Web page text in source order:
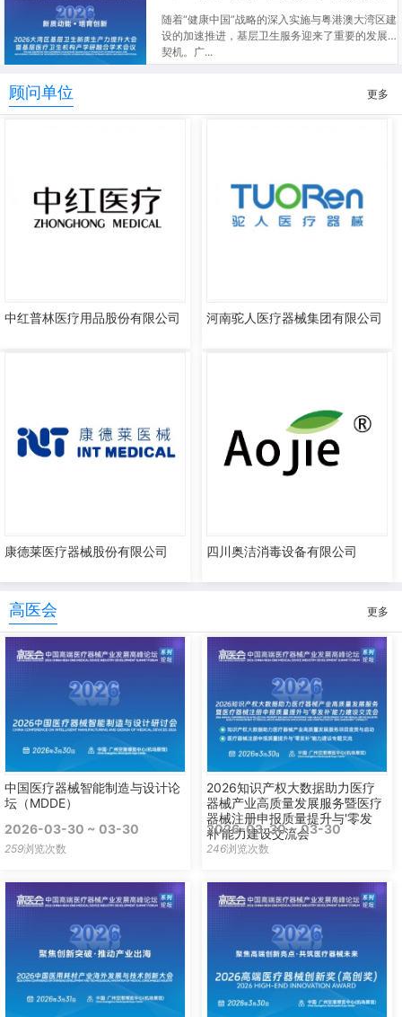
随着“健康中国”战略的深入实施与粤港澳大湾区建
设的加速推进，基层卫生服务迎来了重要的发展
契机。广...
顾问单位 更多
中红普林医疗用品股份有限公司 河南驼人医疗器械集团有限公司
康德莱医疗器械股份有限公司 四川奥洁消毒设备有限公司
高医会 更多
中国医疗器械智能制造与设计论
坛（MDDE）
2026-03-30 ~ 03-30
259浏览次数
2026知识产权大数据助力医疗
器械产业高质量发展服务暨医疗
器械注册申报质量提升与'零发
补'能力建设交流会
2026-03-30 ~ 03-30
246浏览次数